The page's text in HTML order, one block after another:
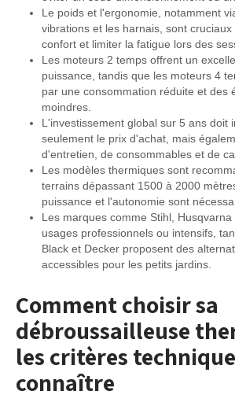
Le poids et l'ergonomie, notamment
vibrations et les harnais, sont
confort et limiter la fatigue lors des
Les moteurs 2 temps offrent un
puissance, tandis que les moteurs 4
par une consommation réduite et des
moindres.
L'investissement global sur 5 ans doit
seulement le prix d'achat, mais
d'entretien, de consommables et de
Les modèles thermiques sont
terrains dépassant 1500 à 2000
puissance et l'autonomie sont
Les marques comme Stihl,
usages professionnels ou intensifs,
Black et Decker proposent des
accessibles pour les petits jardins.
Comment choisir sa
débroussailleuse
les critères
connaître